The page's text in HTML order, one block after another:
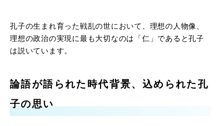
孔子の生まれ育った戦乱の世において、理想の人物像、
理想の政治の実現に最も大切なのは「仁」であると孔子
は説いています。
論語が語られた時代背景、込められた孔
子の思い